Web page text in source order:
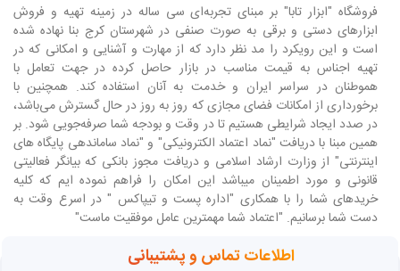
فروشگاه "ابزار تابا"بر مبنای تجربه‌ای سی ساله در زمینه تهیه و فروش
ابزارهای دستی و برقی به صورت صنفی در شهرستان کرج بنا نهاده شده
است و این رویکرد را مد نظر دارد که از مهارت و آشنایی و امکانی که در
تهیه اجناس به قیمت مناسب در بازار حاصل کرده در جهت تعامل با
هموطنان در سراسر ایران و خدمت به آنان استفاده کند. همچنین با
برخورداری از امکانات فضای مجازی که روز به روز در حال گسترش می‌باشد،
در صدد ایجاد شرایطی هستیم تا در وقت و بودجه شما صرفه‌جویی شود. بر
همین مبنا با دریافت "نماد اعتماد الکترونیکی" و "نماد ساماندهی پایگاه های
اینترنتی" از وزارت ارشاد اسلامی و دریافت مجوز بانکی که بیانگر فعالیتی
قانونی و مورد اطمینان میباشد این امکان را فراهم نموده ایم که کلیه
خریدهای شما را با همکاری "اداره پست و تیپاکس " در اسرع وقت به
دست شما برسانیم. "اعتماد شما مهمترین عامل موفقیت ماست"
اطلاعات تماس و پشتیبانی